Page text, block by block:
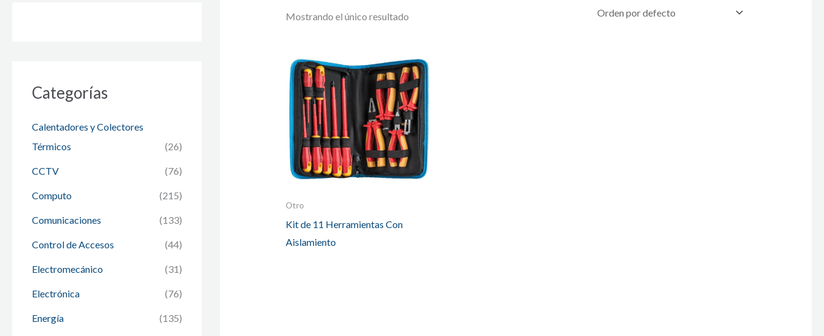
Categorías
Calentadores y Colectores
Térmicos
(26)
CCTV (76)
Computo (215)
Comunicaciones (133)
Control de Accesos (44)
Electromecánico (31)
Electrónica (76)
Energía (135)
Mostrando el único resultado
Otro
Kit de 11 Herramientas Con
Aislamiento